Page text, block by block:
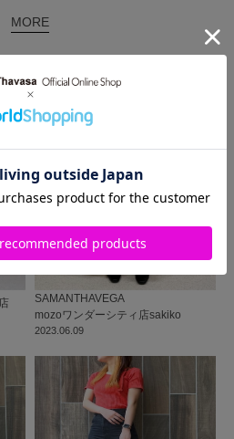
MORE
2023.06.09
SAMANTHAVEGA
mozoワンダーシティ店sakiko